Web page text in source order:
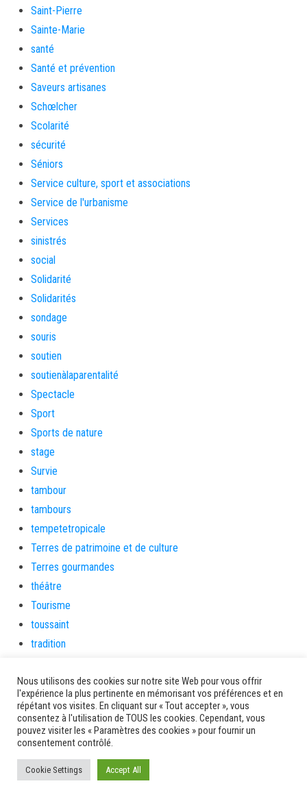
Saint-Pierre
Sainte-Marie
santé
Santé et prévention
Saveurs artisanes
Schœlcher
Scolarité
sécurité
Séniors
Service culture, sport et associations
Service de l'urbanisme
Services
sinistrés
social
Solidarité
Solidarités
sondage
souris
soutien
soutienàlaparentalité
Spectacle
Sport
Sports de nature
stage
Survie
tambour
tambours
tempetetropicale
Terres de patrimoine et de culture
Terres gourmandes
théâtre
Tourisme
toussaint
tradition
Transport et routes
Travail
Travaux
Travaux THD
travaux utiles
TSUNAMI
Nous utilisons des cookies sur notre site Web pour vous offrir
l'expérience la plus pertinente en mémorisant vos préférences et en
répétant vos visites. En cliquant sur « Tout accepter », vous
consentez à l'utilisation de TOUS les cookies. Cependant, vous
pouvez visiter les « Paramètres des cookies » pour fournir un
consentement contrôlé.
Cookie Settings Accept All